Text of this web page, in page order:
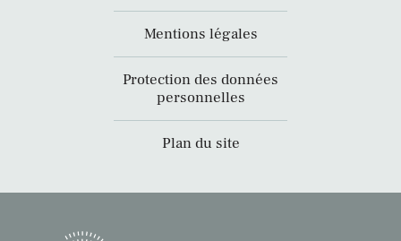
Mentions légales
Protection des données
personnelles
Plan du site